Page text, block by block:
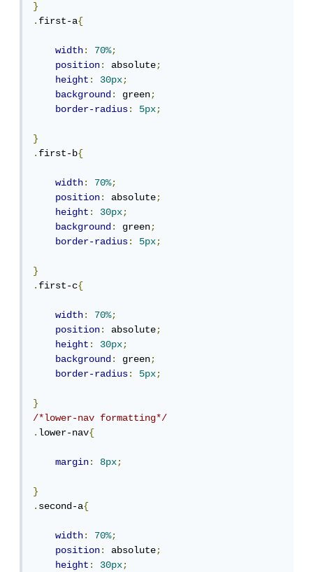
}
.first-a{
width: 70%;
position: absolute;
height: 30px;
background: green;
border-radius: 5px;
}
.first-b{
width: 70%;
position: absolute;
height: 30px;
background: green;
border-radius: 5px;
}
.first-c{
width: 70%;
position: absolute;
height: 30px;
background: green;
border-radius: 5px;
}
/*lower-nav formatting*/
.lower-nav{
margin: 8px;
}
.second-a{
width: 70%;
position: absolute;
height: 30px;